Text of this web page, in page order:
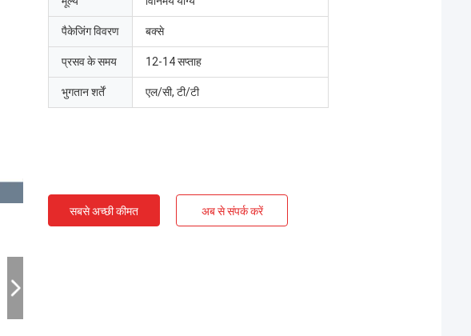
पैकेजिंग विवरण बक्से
प्रसव के समय 12-14 सप्ताह
भुगतान शर्तें एल/सी, टी/टी
सबसे अच्छी कीमत अब से संपर्क करें